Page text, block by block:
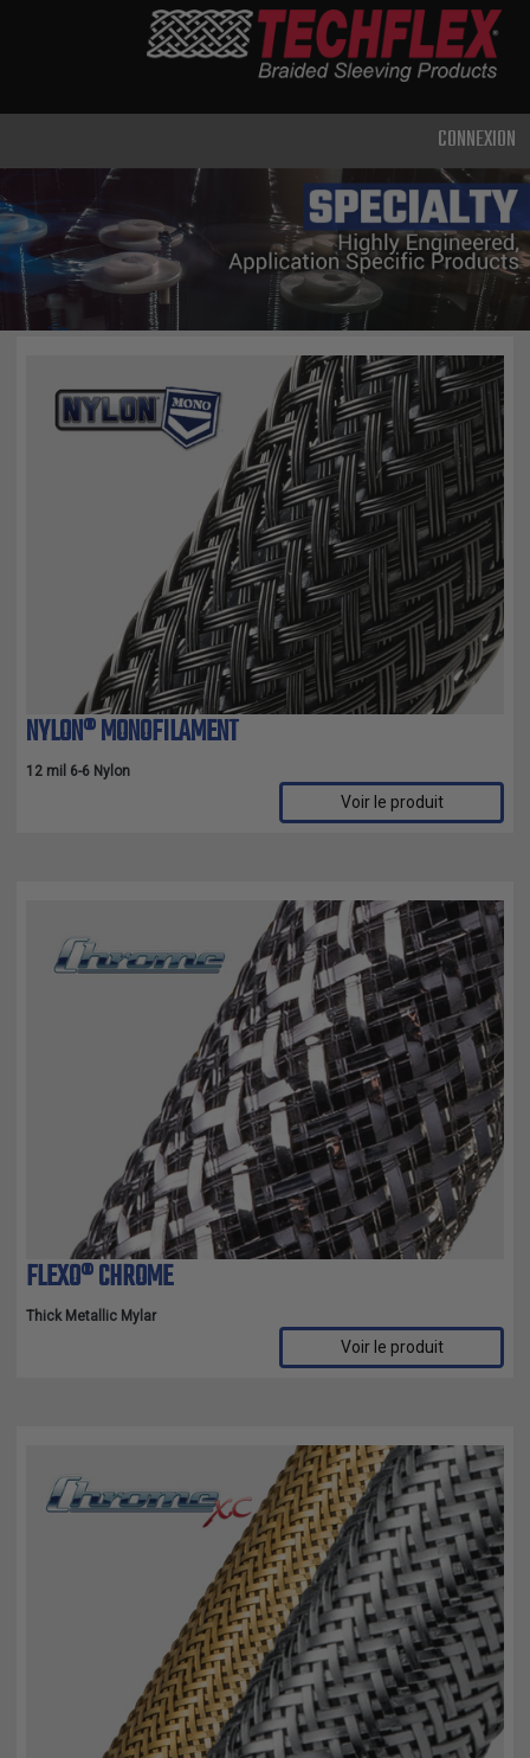
INTENSIF
MÉTAL ET
BLINDAGE
TECHNOLOGIE
AVANCÉE
TEMPÉRATURE
SPÉCIALITÉ
THERMORÉTRACTABLE
ISOLATION
ELECTRIQUE
LACETS
OUTILS ET
ACCESSOIRES
CONNEXION
NYLON® MONOFILAMENT
12 mil 6-6 Nylon
Voir le produit
FLEXO® CHROME
Thick Metallic Mylar
Voir le produit